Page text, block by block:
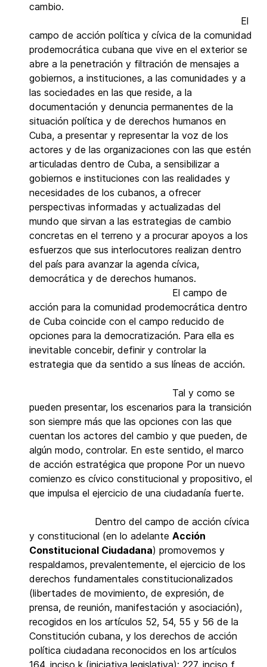
cambio.
El
campo de acción política y cívica de la comunidad
prodemocrática cubana que vive en el exterior se
abre a la penetración y filtración de mensajes a
gobiernos, a instituciones, a las comunidades y a
las sociedades en las que reside, a la
documentación y denuncia permanentes de la
situación política y de derechos humanos en
Cuba, a presentar y representar la voz de los
actores y de las organizaciones con las que estén
articuladas dentro de Cuba, a sensibilizar a
gobiernos e instituciones con las realidades y
necesidades de los cubanos, a ofrecer
perspectivas informadas y actualizadas del
mundo que sirvan a las estrategias de cambio
concretas en el terreno y a procurar apoyos a los
esfuerzos que sus interlocutores realizan dentro
del país para avanzar la agenda cívica,
democrática y de derechos humanos.
El campo de
acción para la comunidad prodemocrática dentro
de Cuba coincide con el campo reducido de
opciones para la democratización. Para ella es
inevitable concebir, definir y controlar la
estrategia que da sentido a sus líneas de acción.
Tal y como se
pueden presentar, los escenarios para la transición
son siempre más que las opciones con las que
cuentan los actores del cambio y que pueden, de
algún modo, controlar. En este sentido, el marco
de acción estratégica que propone Por un nuevo
comienzo es cívico constitucional y propositivo, el
que impulsa el ejercicio de una ciudadanía fuerte.
Dentro del campo de acción cívica
y constitucional (en lo adelante Acción
Constitucional Ciudadana) promovemos y
respaldamos, prevalentemente, el ejercicio de los
derechos fundamentales constitucionalizados
(libertades de movimiento, de expresión, de
prensa, de reunión, manifestación y asociación),
recogidos en los artículos 52, 54, 55 y 56 de la
Constitución cubana, y los derechos de acción
política ciudadana reconocidos en los artículos
164, inciso k (iniciativa legislativa); 227, inciso f